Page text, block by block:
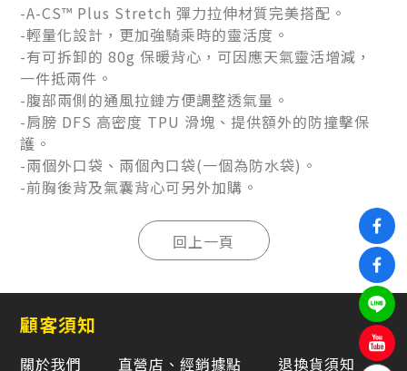
-A-CS™ Plus Stretch 彈力拉伸材質完美搭配。
-輕量化設計，更加強騎乘時的靈活度。
-有可拆卸的 80g 保暖背心，可因應天氣靈活增減，
一件抵兩件。
-腹部兩側的通風拉鏈方便調整透氣量。
-肩膀 DFS 高密度 TPU 滑塊、提供額外的防撞擊保
護。
-兩個外口袋、兩個內口袋(一個為防水袋)。
-前胸後背及氣囊背心可另外加購。
顧客須知
關於我們 直營店、經銷據點 退換貨須知